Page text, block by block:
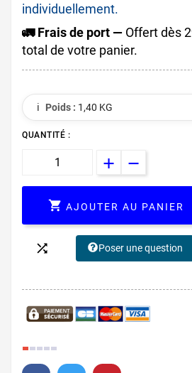
individuellement.
🚛 Frais de port — Offert dès
total de votre panier.
ℹ️ Poids : 1,40 KG
QUANTITÉ :
 AJOUTER AU PANIER
 Poser une question